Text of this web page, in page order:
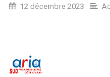
12 décembre 2023